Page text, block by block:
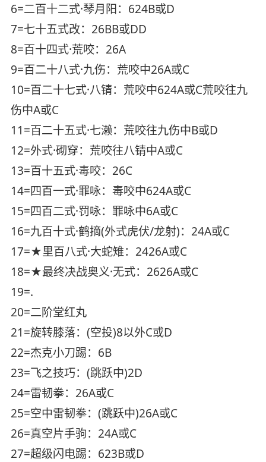
6=二百十二式·琴月阳：624B或D
7=七十五式改：26BB或DD
8=百十四式·荒咬：26A
9=百二十八式·九伤：荒咬中26A或C
10=百二十七式·八锖：荒咬中624A或C荒咬往九
伤中A或C
11=百二十五式·七濑：荒咬往九伤中B或D
12=外式·砌穿：荒咬往八锖中A或C
13=百十五式·毒咬：26C
14=四百一式·罪咏：毒咬中624A或C
15=四百二式·罚咏：罪咏中6A或C
16=九百十式·鹤摘(外式虎伏/龙射)：24A或C
17=★里百八式·大蛇雉：2426A或C
18=★最终决战奥义·无式：2626A或C
19=.
20=二阶堂红丸
21=旋转膝落：(空投)8以外C或D
22=杰克小刀踢：6B
23=飞之技巧：(跳跃中)2D
24=雷韧拳：26A或C
25=空中雷韧拳：(跳跃中)26A或C
26=真空片手驹：24A或C
27=超级闪电踢：623B或D